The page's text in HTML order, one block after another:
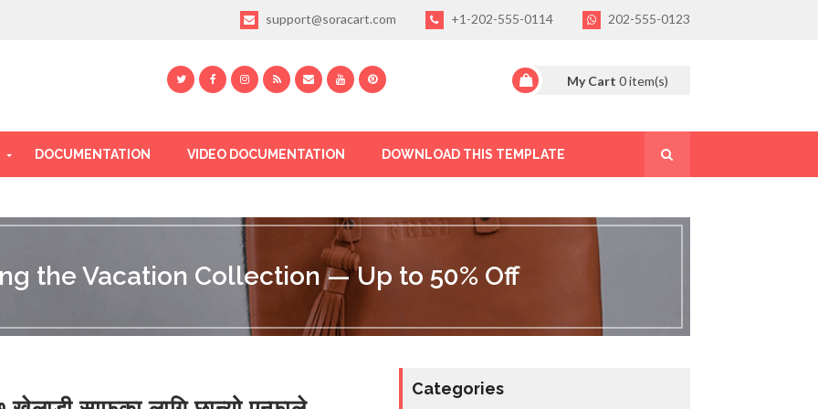
support@soracart.com +1-202-555-0114 202-555-0123
My Cart 0item(s)
DOCUMENTATION VIDEO DOCUMENTATION DOWNLOAD THIS TEMPLATE
the Vacation Collection — Up to 50% Off
Categories